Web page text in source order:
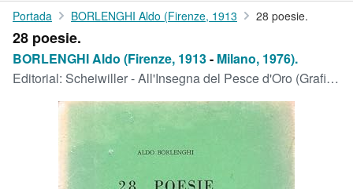
Mi cuenta
Consultar mis pedidos
Arte y coleccionismo
Vendedores
Portada BORLENGHI Aldo (Firenze, 1913 28 poesie.
28 poesie.
BORLENGHI Aldo (Firenze, 1913- Milano, 1976).
Editorial: Scheiwiller - All'Insegna del Pesce d'Oro (Grafiche Fermo)., Milano., 1972